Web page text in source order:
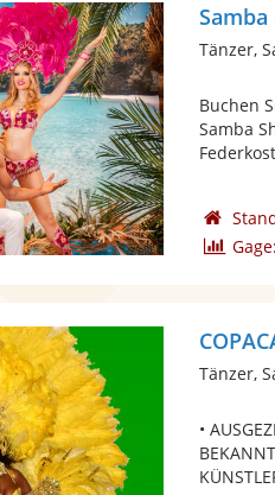
Tänzer,
Buchen
Samba
Gage:
Tänzer,
•